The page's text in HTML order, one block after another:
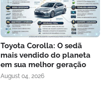
Toyota Corolla: O sedã
mais vendido do planeta
em sua melhor geração
August 04, 2026